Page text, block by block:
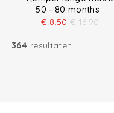
50 - 80 months
€ 8.50 € 16.90
364 resultaten